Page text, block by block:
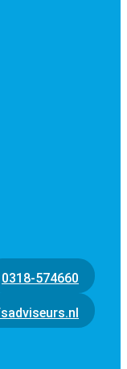
0318-574660